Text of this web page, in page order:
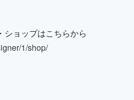
ショップはこちらから
1/shop/